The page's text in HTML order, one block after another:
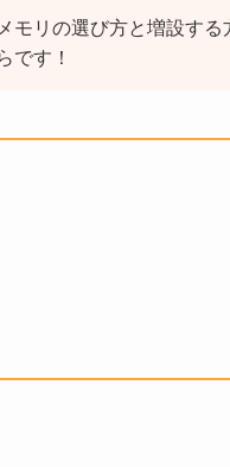
モリの選び方と増設する
です！